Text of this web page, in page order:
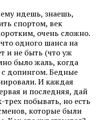
идешь, знаешь,
спортом, век
очень сложно.
одного шанса на
и не быть (что уж
было жаль, когда
с допингом. Бедные
И каждая
и последняя, дай
трех побывать, но есть
которые были